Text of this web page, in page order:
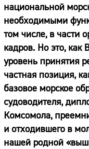
национальной
необходимыми
том числе, в части
кадров. Но это,
уровень принятия
частная позиция,
базовое морское
судоводителя,
Комсомола,
и отходившего в
нашей родной